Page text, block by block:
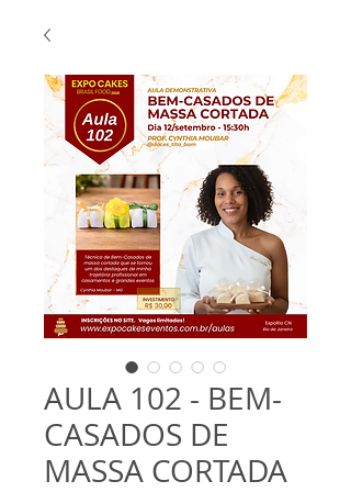
AULA 102 - BEM-
CASADOS DE
MASSA CORTADA